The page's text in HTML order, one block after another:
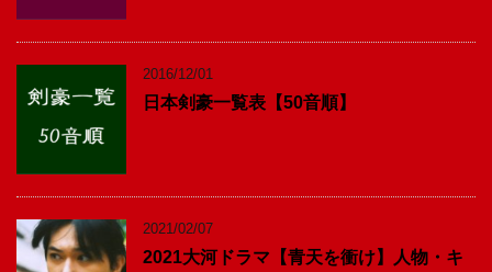
2016/12/01
日本剣豪一覧表【50音順】
2021/02/07
2021大河ドラマ【青天を衝け】人物・キ